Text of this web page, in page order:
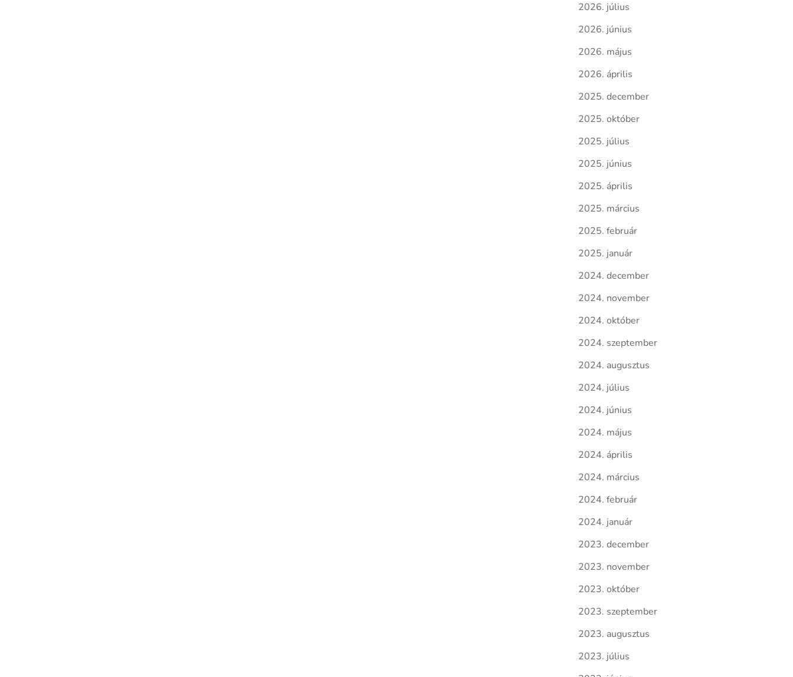
2026. július
2026. június
2026. május
2026. április
2025. december
2025. október
2025. július
2025. június
2025. április
2025. március
2025. február
2025. január
2024. december
2024. november
2024. október
2024. szeptember
2024. augusztus
2024. július
2024. június
2024. május
2024. április
2024. március
2024. február
2024. január
2023. december
2023. november
2023. október
2023. szeptember
2023. augusztus
2023. július